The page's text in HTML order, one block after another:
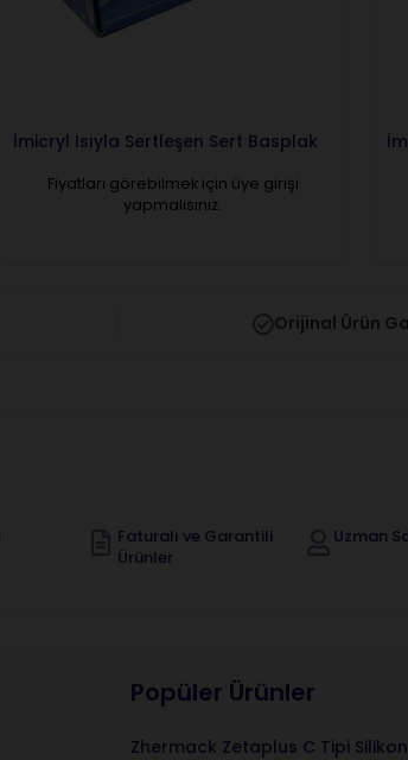
İmicryl Isıyla Sertleşen Sert Basplak
Fiyatları görebilmek için üye girişi
yapmalısınız.
Orijinal Ürün
Faturalı ve Garantili
Ürünler
Uzman
Popüler Ürünler
Zhermack Zetaplus C Tipi Silikon